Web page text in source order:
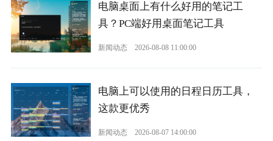
电脑桌面上有什么好用的笔记工
具？PC端好用桌面笔记工具
新闻动态 2026-08-08 11:00:00
电脑上可以使用的日程日历工具，
这款更优秀
新闻动态 2026-08-07 14:00:00